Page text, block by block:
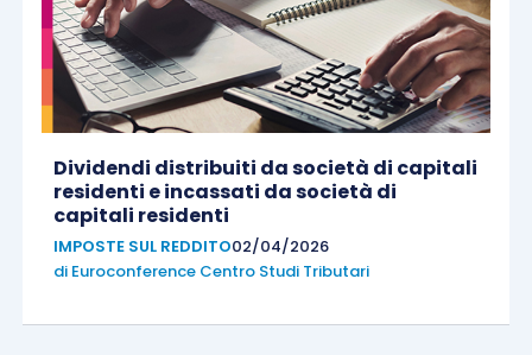
Dividendi distribuiti da società di capitali
residenti e incassati da società di
capitali residenti
IMPOSTE SUL REDDITO02/04/2026
di Euroconference Centro Studi Tributari